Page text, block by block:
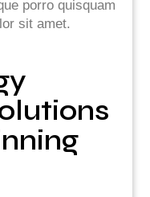
porro quisquam
sit amet.